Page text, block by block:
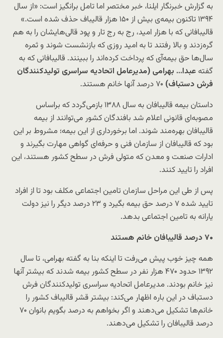
به گزارش خبرنگار ایلنا، خبر مختصر اما تامل برانگیز است:‌ «از سال
۱۳۹۴ تاکنون بیمه‌ی بیش از ۱۵۰ هزار قالیباف حذف شده است.»
قالیبافانی که با هزار امید، رج به رج تار و پود قالی‌هایشان را به هم
گره‌زدند و بالا رفتند تا به امید روزی که بازنشست شوند و ثمره
سال‌ها حق بیمه‌آی که پرداخت‌ کرده‌اند را ببینند. قالیبافانی که به
گفته عبدا… بهرامی (مدیرعامل اتحادیه سراسری تولیدکنندگان
فرش دستباف)
داستان بیمه قالیبافان به سال ۱۳۸۸ بازمی‌گردد که براساس
مصوبه‌ای قانونی اعلام شد بافندگان کشور می‌توانند از بیمه
قالیبافان بهره‌مند شوند. اما برخورداری از این بیمه؛ مشروط بر این
بود که قالیبافان از سازمان فنی و حرفه‌ای گواهی مهارت بگیرند و
ادارات صنعت و معدن که متولی فرش در سطح کشور هستند، این
افراد را تایید کنند.
پس از طی این مراحل ‌سازمان تامین اجتماعی مکلف بود تا از افراد
تایید شده ۷ درصد حق بیمه بگیرد و ۲۳ درصد دیگر را نیز دولت
یارانه به تامین اجتماعی بدهد.
۷۰ درصد قالیبافان خانم هستند
همه چیز خوب پیش می‌رفت تا اینکه بنا به گفته بهرامی، تا سال
۱۳۹۲ حدود ۴۷۰ هزار نفر در سطح کشور بیمه شدند که بیشتر آنها
نیز خانم بودند. مدیرعامل اتحادیه سراسری تولیدکنندگان فرش
دستباف در این باره اظهار می‌کند: بیشتر قشر قالیباف کشور را
خانم‌ها تشکیل می‌دهند و اگر بخواهم به درصد بگویم بانوان ۷۰
درصد قالیبافان را تشکیل می‌دهند.